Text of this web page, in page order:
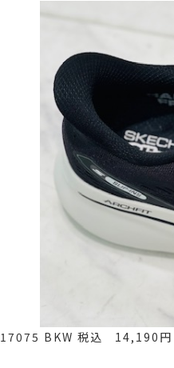
17075 BKW 税込 14,190円